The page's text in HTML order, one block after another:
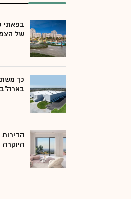
בפאתי
של
כך
בארה"ב
היוקרה